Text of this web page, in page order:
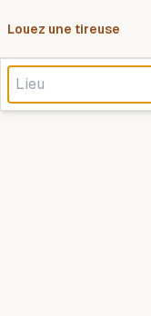
Louez une tireuse